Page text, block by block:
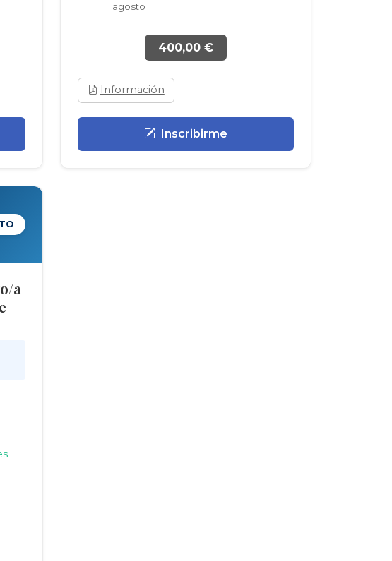
agosto
400,00 €
Información
Inscribirme
a